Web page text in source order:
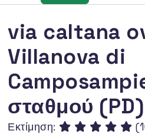
via caltana
Villanova di
σταθμού (PD)
Εκτίμηση: